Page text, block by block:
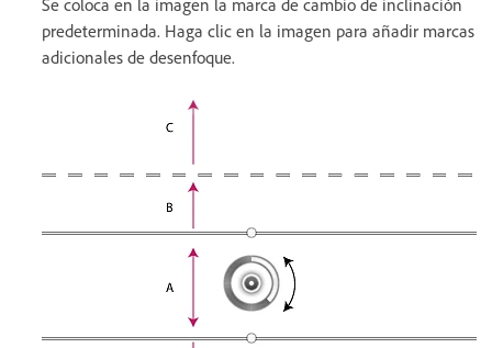
Se coloca en la imagen la marca de cambio de inclinación
predeterminada. Haga clic en la imagen para añadir marcas
adicionales de desenfoque.